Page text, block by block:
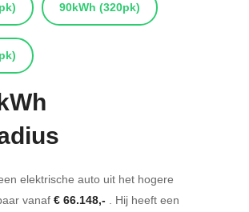
90kWh (320pk)
elektrische auto uit het hogere
vanaf € 66.148,- . Hij heeft een